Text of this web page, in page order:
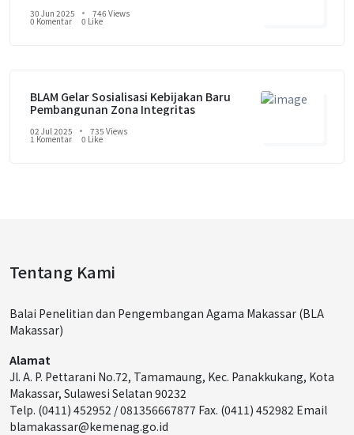
30 Jun 2025 746 Views
0 Komentar 0 Like
BLAM Gelar Sosialisasi Kebijakan Baru
Pembangunan Zona Integritas
02 Jul 2025 735 Views
1 Komentar 0 Like
Tentang Kami
Balai Penelitian dan Pengembangan Agama Makassar (BLA
Makassar)
Alamat
Jl. A. P. Pettarani No.72, Tamamaung, Kec. Panakkukang, Kota
Makassar, Sulawesi Selatan 90232
Telp. (0411) 452952 / 081356667877 Fax. (0411) 452982 Email
blamakassar@kemenag.go.id